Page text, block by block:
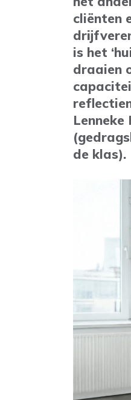
cliënten
is het
draaien
de klas).